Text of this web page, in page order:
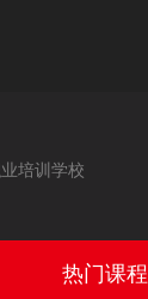
培训学校
热门课程